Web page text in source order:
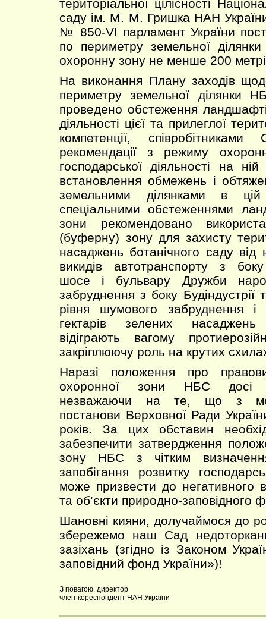
територіальної цілісності
саду ім. М. М. Гришка НАН
№ 850-VI парламент України
по периметру земельної
охоронну зону не менше 200
На виконання Плану заходів
периметру земельної ділянки
проведено обстеження
діяльності цієї та прилеглої
компетенції,
рекомендації з режиму
господарської діяльності на
встановлення обмежень і
земельними ділянками в
спеціальними обстеженнями
зони рекомендовано
(буферну) зону для захисту
насаджень ботанічного саду від
викидів автотранспорту з боку
шосе і бульвару Дружби
забруднення з боку
рівня шумового забруднення
гектарів зелених
відіграють вагому
закріплюючу роль на крутих
Наразі положення про
охоронної зони НБС досі
незважаючи на те, що з
постанови Верховної Ради
років. За цих обставин
забезпечити затвердження
зону НБС з чітким
запобігання розвитку
може призвести до негативного
та об’єкти природно-заповідного
Шановні кияни, долучаймося до
збережемо наш Сад
зазіхань (згідно із Законом
заповідний фонд України»)!
З повагою, директор
член-кореспондент НАН України